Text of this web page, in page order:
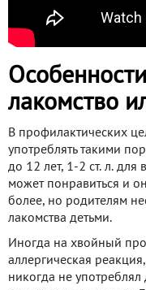
лакомство
В профилактических
употреблять такими
до 12 лет, 1-2 ст. л. для
может понравиться и
более, но родителям
лакомства детьми.
Иногда на хвойный
аллергическая
никогда не